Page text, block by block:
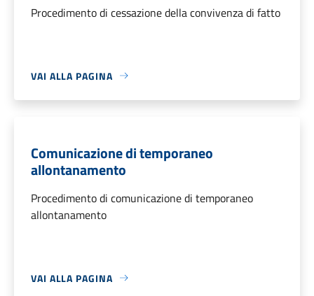
Procedimento di cessazione della convivenza di fatto
VAI ALLA PAGINA
Comunicazione di temporaneo
allontanamento
Procedimento di comunicazione di temporaneo
allontanamento
VAI ALLA PAGINA